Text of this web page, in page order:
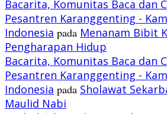
Bacarita, Komunitas Baca dan
Pesantren Karanggenting -
Indonesia pada Menanam Bibit
Pengharapan Hidup
Bacarita, Komunitas Baca dan
Pesantren Karanggenting -
Indonesia pada Sholawat
Maulid Nabi